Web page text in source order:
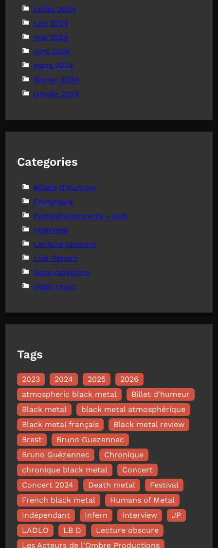
juillet 2024
juin 2024
mai 2024
avril 2024
mars 2024
février 2024
janvier 2024
Categories
Billets d'Humeur
Chronique
Festivals/concerts – pub
Interview
Lecture obscure
Live Report
Sans catégorie
video react
Tags
2023 2024 2025
2026
atmospheric black metal
Billet d'humeur
Black metal
black metal atmosphérique
Black metal français
Black metal review
Brest
Bruno Guezennec
Bruno Guézennec
Chronique
chronique black metal
Concert
Concert 2024
Death metal
Festival
French black metal
Humans of Metal
Indépendant
Infern Interview
JP
LADLO
LB D
Lecture obscure
Les Acteurs de l'Ombre Productions